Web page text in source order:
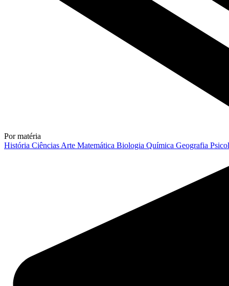
Por matéria
História Ciências Arte Matemática Biologia Química Geografia